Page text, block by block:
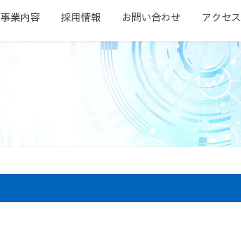
事業内容 採用情報 お問い合わせ アクセス